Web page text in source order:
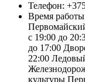
Телефон:
Время
c 19:00 до
до 17:00
22:00
культуры